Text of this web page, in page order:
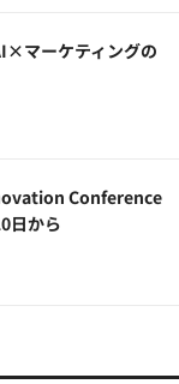
マーケティングの
Conference
日から